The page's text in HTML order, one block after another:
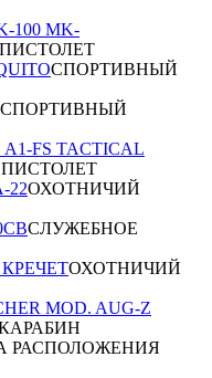
100 MK-
СПОРТИВНЫЙ
СПОРТИВНЫЙ
A1-FS TACTICAL
22ОХОТНИЧИЙ
СЛУЖЕБНОЕ
ОХОТНИЧИЙ
MOD. AUG-Z
РАСПОЛОЖЕНИЯ